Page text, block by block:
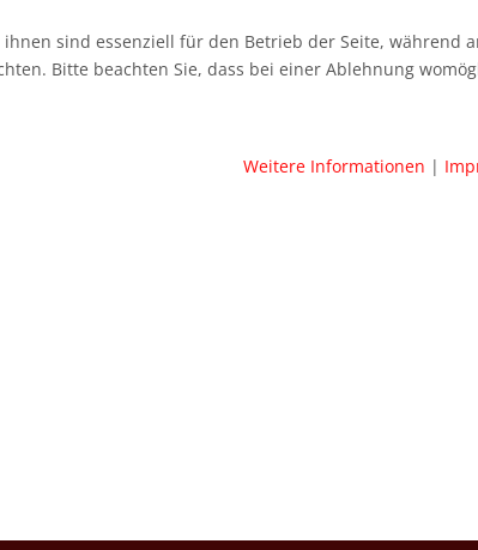
sind essenziell für den Betrieb der Seite,
Bitte beachten Sie, dass bei einer Ablehnung
Weitere Informationen |